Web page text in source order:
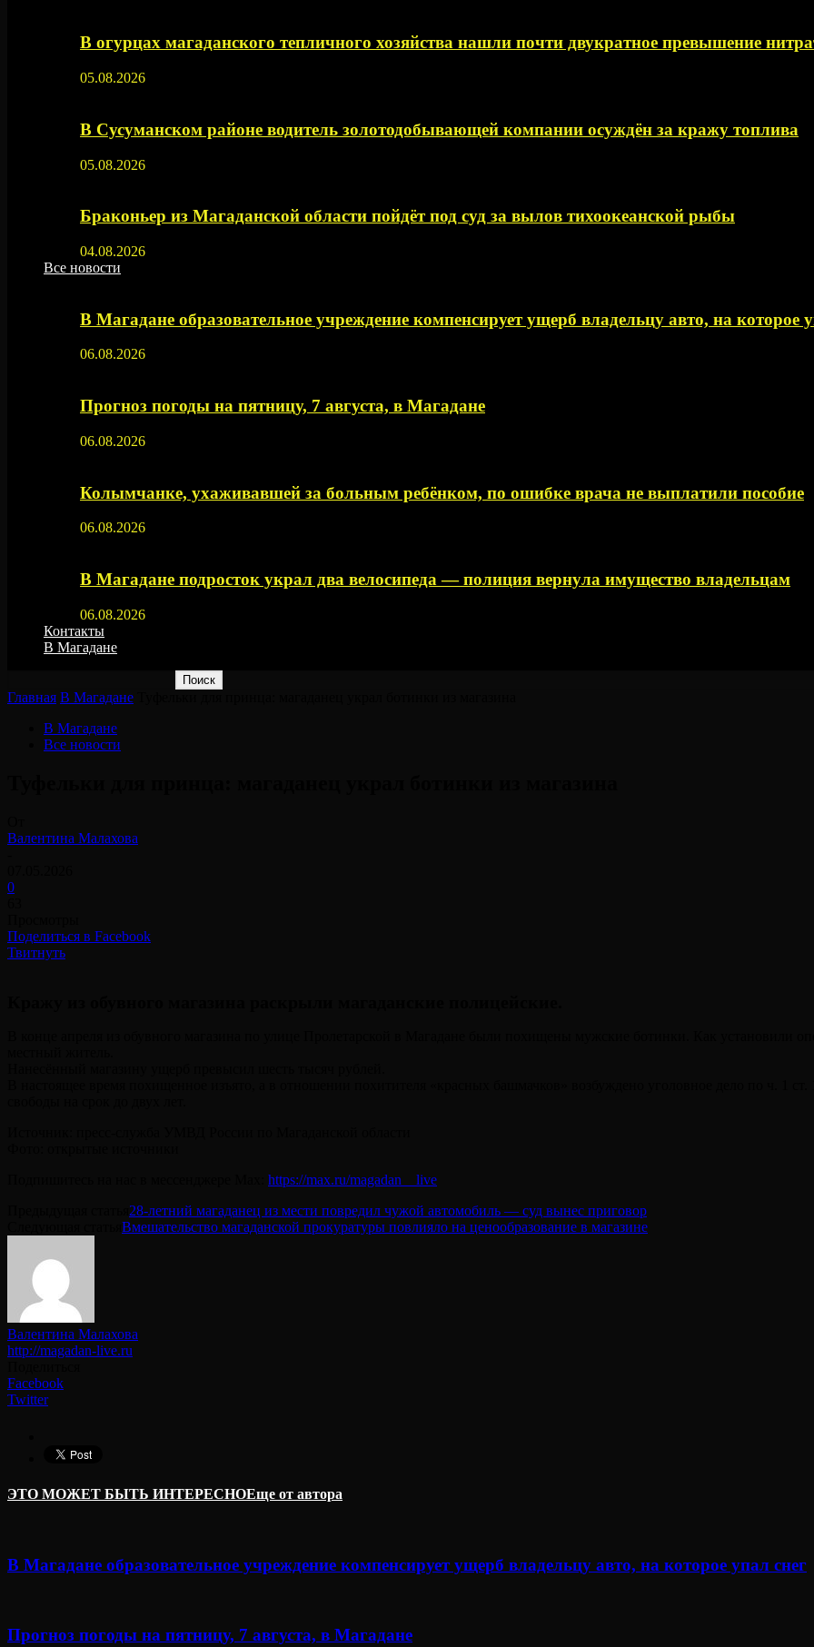
В огурцах магаданского тепличного хозяйства нашли почти двукратное превышение
05.08.2026
В Сусуманском районе водитель золотодобывающей компании осуждён за кражу топлива
05.08.2026
Браконьер из Магаданской области пойдёт под суд за вылов тихоокеанской рыбы
04.08.2026
Все новости
В Магадане образовательное учреждение компенсирует ущерб владельцу авто, на которое
06.08.2026
Прогноз погоды на пятницу, 7 августа, в Магадане
06.08.2026
Колымчанке, ухаживавшей за больным ребёнком, по ошибке врача не выплатили пособие
06.08.2026
В Магадане подросток украл два велосипеда — полиция вернула имущество владельцам
06.08.2026
Контакты
В Магадане
Главная В Магадане
В Магадане
Все новости
Валентина Малахова
0
Поделиться в Facebook
Твитнуть
https://max.ru/magadan__live
28-летний магаданец из мести повредил чужой автомобиль — суд вынес приговор
Вмешательство магаданской прокуратуры повлияло на ценообразование в магазине
Валентина Малахова
http://magadan-live.ru
Facebook
Twitter
ЭТО МОЖЕТ БЫТЬ ИНТЕРЕСНОЕще от автора
В Магадане образовательное учреждение компенсирует ущерб владельцу авто, на которое упал снег
Прогноз погоды на пятницу, 7 августа, в Магадане